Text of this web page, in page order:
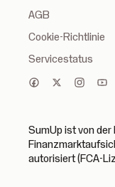
AGB
Cookie-Richtlinie
Servicestatus
SumUp ist von
autorisiert (FCA-